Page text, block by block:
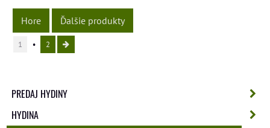
Hore Ďalšie produkty
1 2
PREDAJ HYDINY
HYDINA